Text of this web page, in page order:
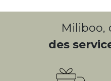
Miliboo,
des